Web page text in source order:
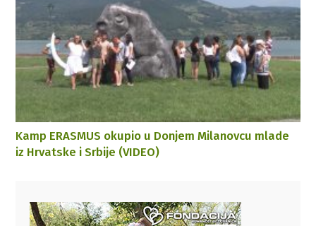
Kamp ERASMUS okupio u Donjem Milanovcu mlade
iz Hrvatske i Srbije (VIDEO)